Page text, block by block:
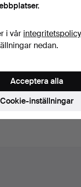
över avslutade
istället.
i vår integritetspolicy
nedan.
Cookie-inställningar
Acceptera alla